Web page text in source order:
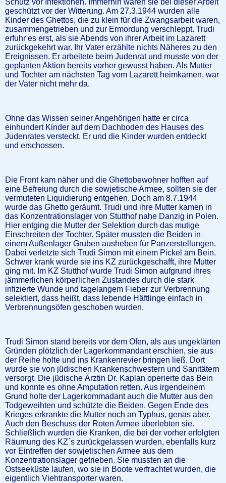
Schutz vor Infektionen. Immerhin waren sie bei dieser Arbeit
geschützt vor der Witterung. Am 27.3.1944 wurden alle
Kinder des Ghettos, die zu klein für die Zwangsarbeit waren,
zusammengetrieben und zur Ermordung verschleppt. Trudi
erfuhr es erst, als sie Abends von ihrer Arbeit im Lazarett
zurückgekehrt war. Ihr Vater erzählte nichts Näheres zu den
Ereignissen. Er arbeitete beim Judenrat und musste von der
geplanten Aktion bereits vorher gewusst haben. Als Mutter
und Tochter am nächsten Tag vom Lazarett heimkamen, war
der Vater nicht mehr da.
Ohne das Wissen seiner Angehörigen hatte er circa
einhundert Kinder auf dem Dachboden des Hauses des
Judenrates versteckt. Er und die Kinder wurden entdeckt
und erschossen.
Die Front kam näher und die Ghettobewohner hofften auf
eine Befreiung durch die sowjetische Armee, sollten sie der
vermuteten Liquidierung entgehen. Doch am 8.7.1944
wurde das Ghetto geräumt. Trudi und ihre Mutter kamen in
das Konzentrationslager von Stutthof nahe Danzig in Polen.
Hier entging die Mutter der Selektion durch das mutige
Einschreiten der Tochter. Später mussten die Beiden in
einem Außenlager Gruben ausheben für Panzerstellungen.
Dabei verletzte sich Trudi Simon mit einem Pickel am Bein.
Schwer krank wurde sie ins KZ zurückgeschafft, ihre Mutter
ging mit. Im KZ Stutthof wurde Trudi Simon aufgrund ihres
jämmerlichen körperlichen Zustandes durch die stark
infizierte Wunde und tagelangem Fieber zur Verbrennung
selektiert, dass heißt, dass lebende Häftlinge einfach in
Verbrennungsöfen geschoben wurden.
Trudi Simon stand bereits vor dem Ofen, als aus ungeklärten
Gründen plötzlich der Lagerkommandant erschien, sie aus
der Reihe holte und ins Krankenrevier bringen ließ. Dort
wurde sie von jüdischen Krankenschwestern und Sanitätern
versorgt. Die jüdische Ärztin Dr. Kaplan operierte das Bein
und konnte es ohne Amputation retten. Aus irgendeinem
Grund holte der Lagerkommadant auch die Mutter aus den
Todgeweihten und schützte die Beiden. Gegen Ende des
Krieges erkrankte die Mutter noch an Typhus, genas aber.
Auch den Beschuss der Roten Armee überlebten sie.
Schließlich wurden die Kranken, die bei der vorher erfolgten
Räumung des KZ´s zurückgelassen wurden, ebenfalls kurz
vor Eintreffen der sowjetischen Armee aus dem
Konzentrationslager getrieben. Sie mussten an die
Ostseeküste laufen, wo sie in Boote verfrachtet wurden, die
eigentlich Viehtransporter waren.